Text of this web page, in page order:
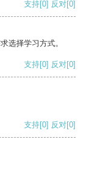
支持[0] 反对[0]
选择学习方式。
支持[0] 反对[0]
支持[0] 反对[0]